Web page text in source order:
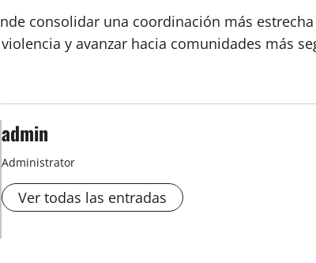
consolidar una coordinación más
y avanzar hacia comunidades más
admin
Administrator
Ver todas las entradas